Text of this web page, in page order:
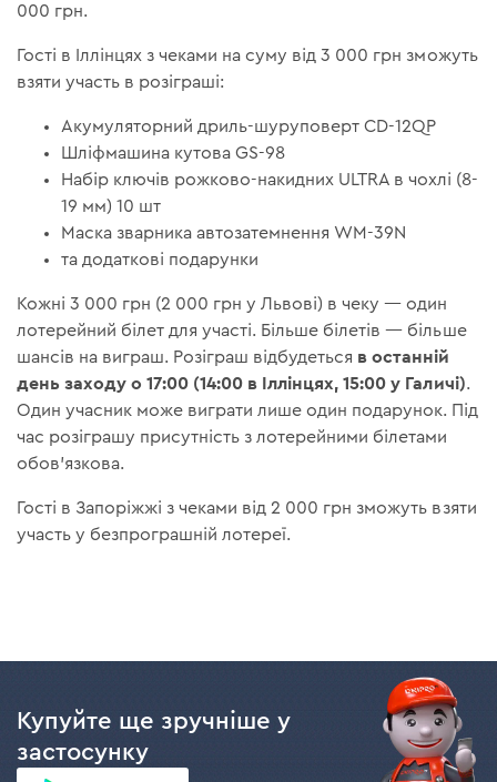
000 грн.
Гості в Іллінцях з чеками на суму від 3 000 грн зможуть
взяти участь в розіграші:
Акумуляторний дриль-шуруповерт CD-12QP
Шліфмашина кутова GS-98
Набір ключів рожково-накидних ULTRA в чохлі (8-
19 мм) 10 шт
Маска зварника автозатемнення WM-39N
та додаткові подарунки
Кожні 3 000 грн (2 000 грн у Львові) в чеку — один
лотерейний білет для участі. Більше білетів — більше
шансів на виграш. Розіграш відбудеться в останній
день заходу о 17:00 (14:00 в Іллінцях, 15:00 у Галичі).
Один учасник може виграти лише один подарунок. Під
час розіграшу присутність з лотерейними білетами
обов'язкова.
Гості в Запоріжжі з чеками від 2 000 грн зможуть взяти
участь у безпрограшній лотереї.
Купуйте ще зручніше у
застосунку